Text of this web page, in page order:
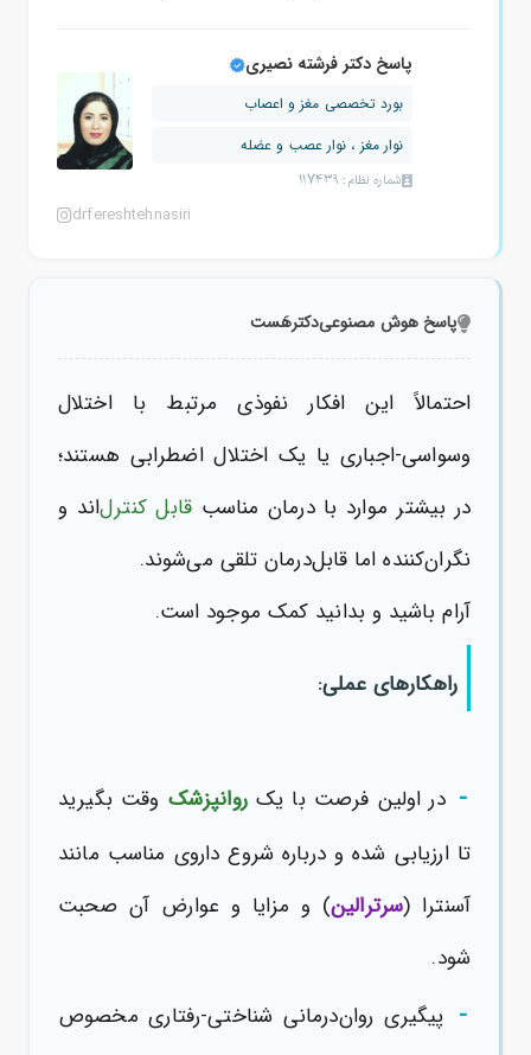
پاسخ دکتر فرشته نصیری
بورد تخصصی مغز و اعصاب
نوار مغز ، نوار عصب و عضله
شماره نظام: 117439
drfereshtehnasiri
پاسخ هوش مصنوعیدکترهَست
احتمالاً این افکار نفوذی مرتبط با اختلال
وسواسی-اجباری یا یک اختلال اضطرابی هستند؛
در بیشتر موارد با درمان مناسب قابل کنترل‌اند و
نگران‌کننده اما قابل‌درمان تلقی می‌شوند.
آرام باشید و بدانید کمک موجود است.
راهکارهای عملی:
- در اولین فرصت با یکروانپزشک وقت بگیرید
تا ارزیابی شده و درباره شروع داروی مناسب مانند
آسنترا (سرترالین) و مزایا و عوارض آن صحبت
شود.
- پیگیری روان‌درمانی شناختی-رفتاری مخصوص